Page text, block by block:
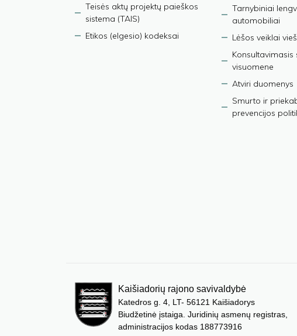
Teisės aktų projektų paieškos
sistema (TAIS)
Etikos (elgesio) kodeksai
Tarnybiniai
automobiliai
Lėšos veiklai
Konsultavimasis
visuomene
Atviri duomenys
Smurto ir
prevencijos
Kaišiadorių rajono savivaldybė
Katedros g. 4, LT- 56121 Kaišiadorys
Biudžetinė įstaiga. Juridinių asmenų registras,
administracijos kodas 188773916